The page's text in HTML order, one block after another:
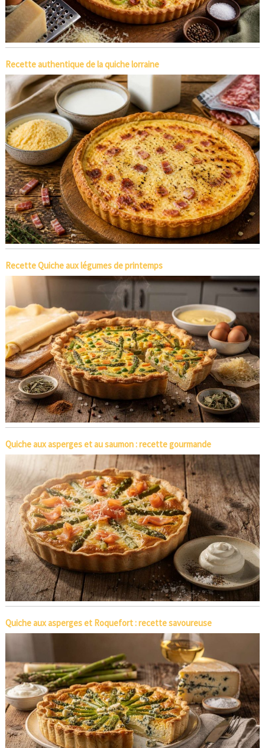
Recette authentique de la quiche lorraine
Recette Quiche aux légumes de printemps
Quiche aux asperges et au saumon : recette gourmande
Quiche aux asperges et Roquefort : recette savoureuse